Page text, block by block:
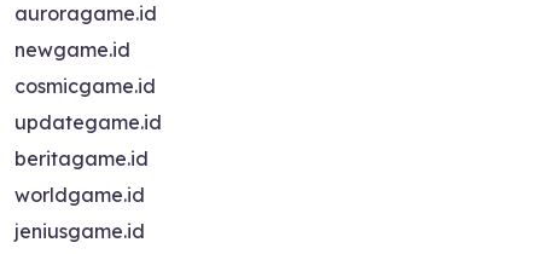
auroragame.id
newgame.id
cosmicgame.id
updategame.id
beritagame.id
worldgame.id
jeniusgame.id